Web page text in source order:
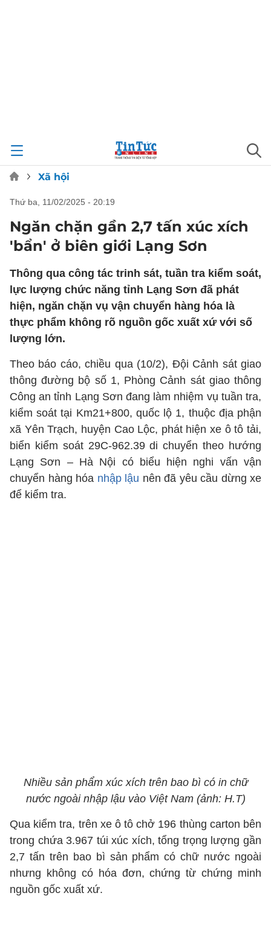
Xã hội
thứ ba, 11/02/2025 - 20:19
Ngăn chặn gần 2,7 tấn xúc xích
'bẩn' ở biên giới Lạng Sơn
Thông qua công tác trinh sát, tuần tra kiểm soát,
lực lượng chức năng tỉnh Lạng Sơn đã phát
hiện, ngăn chặn vụ vận chuyển hàng hóa là
thực phẩm không rõ nguồn gốc xuất xứ với số
lượng lớn.
Theo báo cáo, chiều qua (10/2), Đội Cảnh sát giao
thông đường bộ số 1, Phòng Cảnh sát giao thông
Công an tỉnh Lạng Sơn đang làm nhiệm vụ tuần tra,
kiểm soát tại Km21+800, quốc lộ 1, thuộc địa phận
xã Yên Trạch, huyện Cao Lộc, phát hiện xe ô tô tải,
biển kiểm soát 29C-962.39 di chuyển theo hướng
Lạng Sơn – Hà Nội có biểu hiện nghi vấn vận
chuyển hàng hóa nhập lậu nên đã yêu cầu dừng xe
để kiểm tra.
Nhiều sản phẩm xúc xích trên bao bì có in chữ
nước ngoài nhập lậu vào Việt Nam (ảnh: H.T)
Qua kiểm tra, trên xe ô tô chở 196 thùng carton bên
trong chứa 3.967 túi xúc xích, tổng trọng lượng gần
2,7 tấn trên bao bì sản phẩm có chữ nước ngoài
nhưng không có hóa đơn, chứng từ chứng minh
nguồn gốc xuất xứ.